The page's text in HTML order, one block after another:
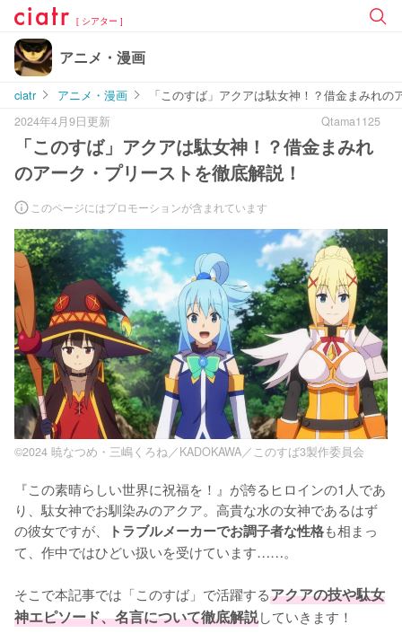
[ シアター ]
アニメ・漫画
ciatr アニメ・漫画
「このすば」アクアは駄女神！？借金まみれ
2024年4月9日更新
Qtama1125
「このすば」アクアは駄女神！？借金まみれ
のアーク・プリーストを徹底解説！
このページにはプロモーションが含まれています
©2024 暁なつめ・三嶋くろね／KADOKAWA／このすば3製作委員会
『この素晴らしい世界に祝福を！』が誇るヒロインの1人であ
り、駄女神でお馴染みのアクア。高貴な水の女神であるはず
の彼女ですが、
トラブルメーカーでお調子者な性格も相まっ
て、作中ではひどい扱いを受けています……。
そこで本記事では「このすば」で活躍するアクアの技や駄女
神エピソード、名言について徹底解説していきます！